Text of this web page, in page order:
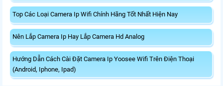
Top Các Loại Camera Ip Wifi Chính Hãng Tốt Nhất Hiện Nay
Nên Lắp Camera Ip Hay Lắp Camera Hd Analog
Hướng Dẫn Cách Cài Đặt Camera Ip Yoosee Wifi Trên Điện Thoại
(Android, Iphone, Ipad)